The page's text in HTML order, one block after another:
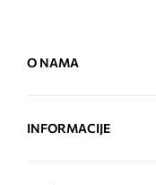
O NAMA
INFORMACIJE